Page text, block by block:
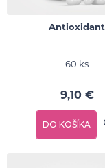
Antioxidant
60 ks
9,10 €
DO KOŠÍKA